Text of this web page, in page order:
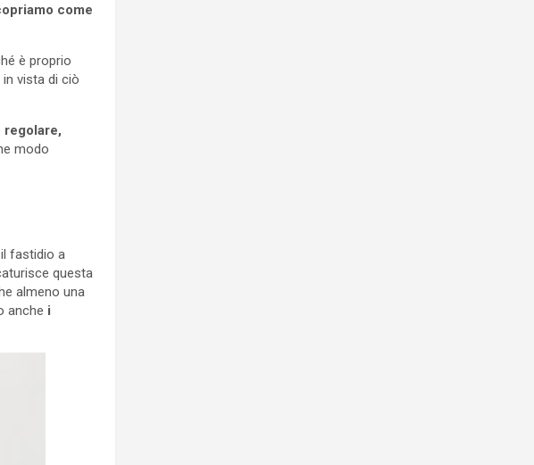
come
è proprio
vista di ciò
regolare,
modo
fastidio a
questa
almeno una
anche i